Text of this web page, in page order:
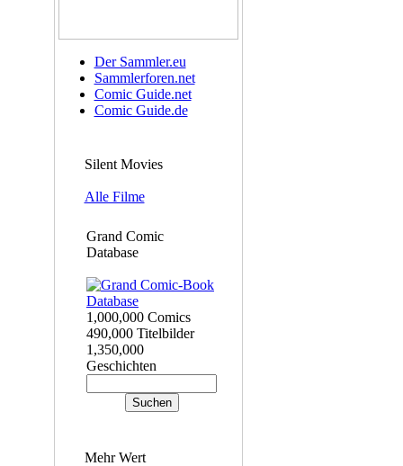
Der Sammler.eu
Sammlerforen.net
Comic Guide.net
Comic Guide.de
Silent Movies
Alle Filme
Grand Comic
Database
1,000,000 Comics
490,000 Titelbilder
1,350,000
Geschichten
Mehr Wert